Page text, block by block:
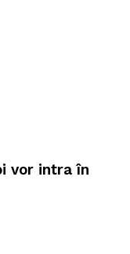
vor intra în